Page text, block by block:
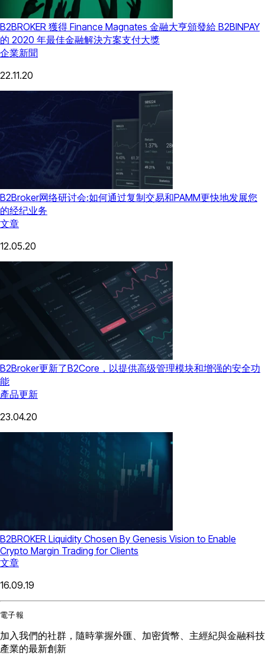
B2BROKER 獲得 Finance Magnates 金融大亨頒發給 B2BINPAY
的 2020 年最佳金融解決方案支付大獎
企業新聞
22.11.20
B2Broker网络研讨会:如何通过复制交易和PAMM更快地发展您
的经纪业务
文章
12.05.20
B2Broker更新了B2Core，以提供高级管理模块和增强的安全功
能
產品更新
23.04.20
B2BROKER Liquidity Chosen By Genesis Vision to Enable
Crypto Margin Trading for Clients
文章
16.09.19
電子報
加入我們的社群，隨時掌握外匯、加密貨幣、主經紀與金融科技
產業的最新創新